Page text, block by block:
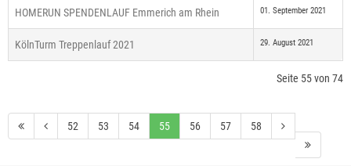
HOMERUN SPENDENLAUF Emmerich am Rhein 01. September 2021
KölnTurm Treppenlauf 2021 29. August 2021
Seite 55 von 74
52 53 54 55 56 57 58